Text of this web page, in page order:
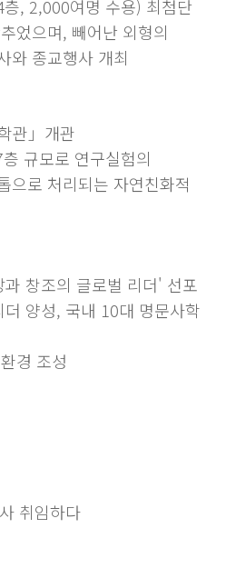
, 2,000여명 수용) 최첨단
었으며, 빼어난 외형의
와 종교행사 개최
관」개관
규모로 연구실험의
으로 처리되는 자연친화적
창조의 글로벌 리더' 선포
양성, 국내 10대 명문사학
경 조성
취임하다